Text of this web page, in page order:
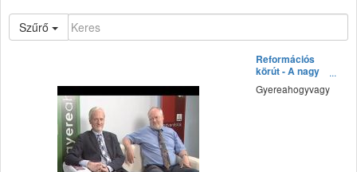
Szűrő
Reformációs
körút - A nagy
kérdés
Gyereahogyvagy